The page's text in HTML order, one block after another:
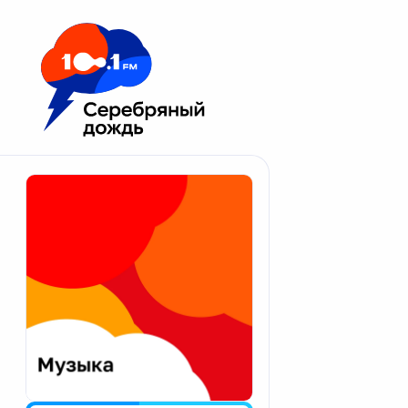
Москва 100.1 FM
Апатиты
Екатеринбург
Калининград
Калуга